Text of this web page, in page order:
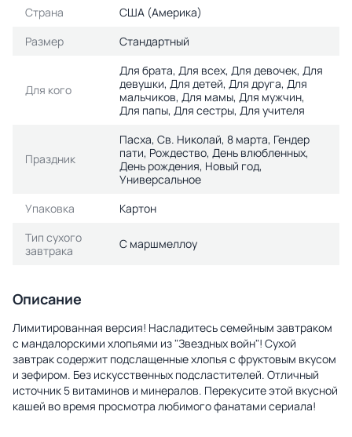
Страна
США (Америка)
Размер
Стандартный
Для кого
Для брата, Для всех, Для девочек, Для
девушки, Для детей, Для друга, Для
мальчиков, Для мамы, Для мужчин,
Для папы, Для сестры, Для учителя
Праздник
Пасха, Св. Николай, 8 марта, Гендер
пати, Рождество, День влюбленных,
День рождения, Новый год,
Универсальное
Упаковка
Картон
Тип сухого
завтрака
С маршмеллоу
Описание
Лимитированная версия! Насладитесь семейным завтраком
с мандалорскими хлопьями из "Звездных войн"! Сухой
завтрак содержит подслащенные хлопья с фруктовым вкусом
и зефиром. Без искусственных подсластителей. Отличный
источник 5 витаминов и минералов. Перекусите этой вкусной
кашей во время просмотра любимого фанатами сериала!